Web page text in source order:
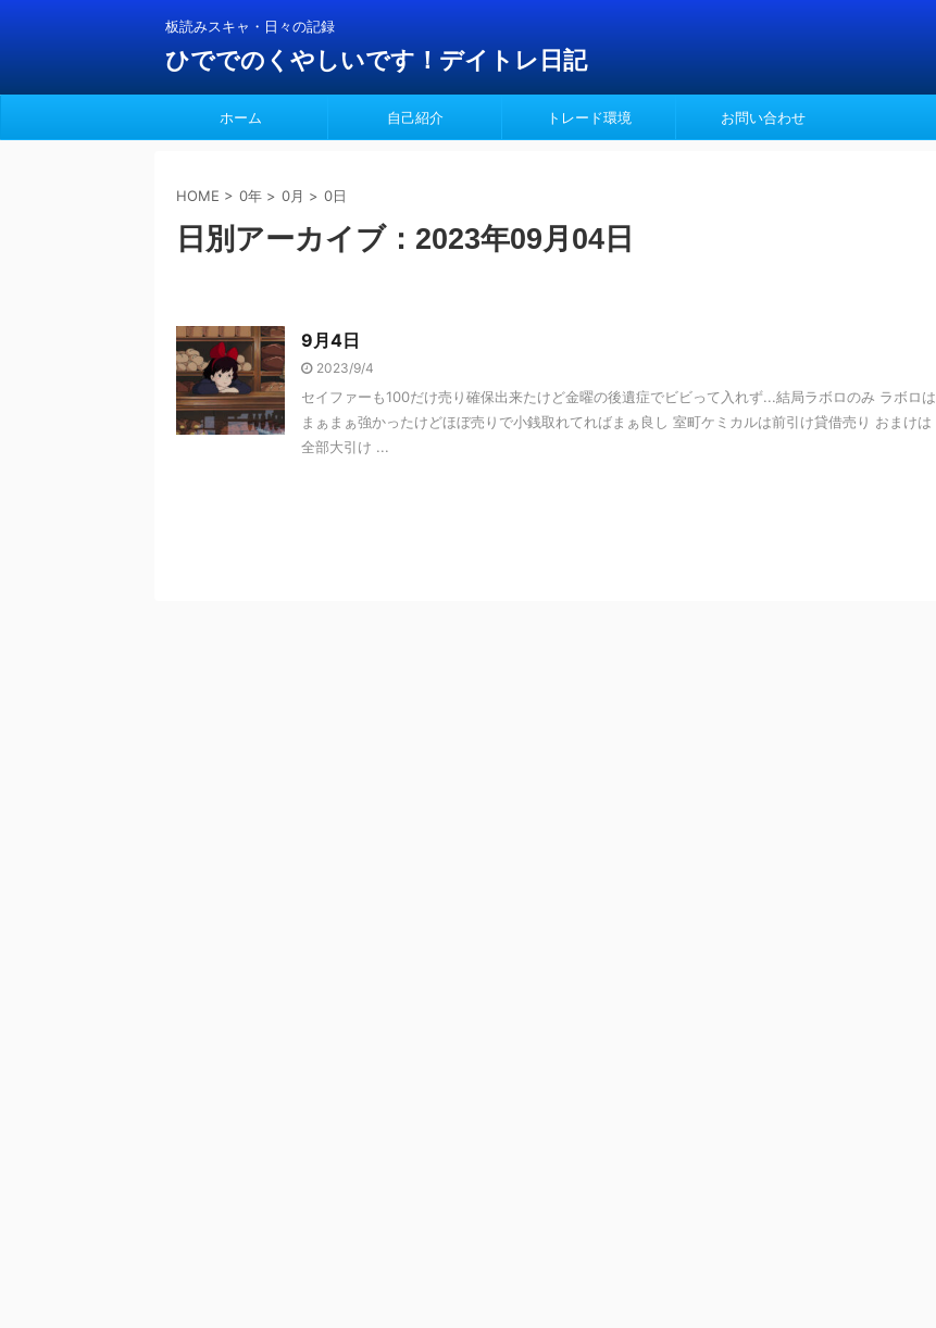
板読みスキャ・日々の記録
ひででのくやしいです！デイトレ日記
ホーム 自己紹介 トレード環境 お問い合わせ
HOME > 0年 > 0月 > 0日
日別アーカイブ：2023年09月04日
9月4日
2023/9/4
セイファーも100だけ売り確保出来たけど金曜の後遺症でビビって入れず...結局ラボロのみ ラボロは
まぁまぁ強かったけどほぼ売りで小銭取れてればまぁ良し 室町ケミカルは前引け貸借売り おまけは
全部大引け ...